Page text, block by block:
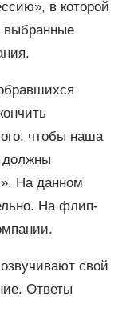
в которой
выбранные
чтобы наша
должны
На данном
На флип-
свой
Ответы